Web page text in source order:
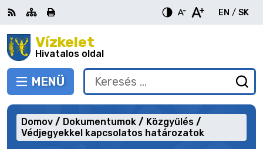
Ugrás
a
tartalomraVízkelet
Hivatalos oldal
VÁLTÁS
MENÜ
RSS Oldaltérkép
Nyomtatás
EN
English
/ SK
Keresés:
be
a
Domov Dokumentumok
Közgyűlés
Védjegyekkel kapcsolatos határozatok